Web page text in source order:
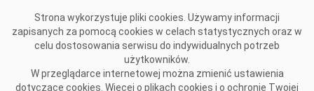
Strona wykorzystuje pliki cookies. Używamy informacji
zapisanych za pomocą cookies w celach statystycznych oraz w
celu dostosowania serwisu do indywidualnych potrzeb
użytkowników.
W przeglądarce internetowej można zmienić ustawienia
dotyczące cookies. Więcej o plikach cookies i o ochronie Twojej